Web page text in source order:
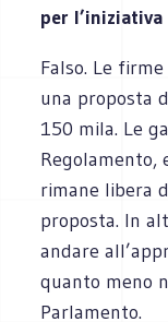
per
Falso. Le
una proposta
150 mila. Le
Regolamento,
rimane libera
proposta. In
andare
quanto meno
Parlamento.